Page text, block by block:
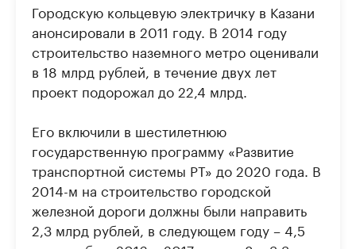
Городскую кольцевую электричку в Казани
анонсировали в 2011 году. В 2014 году
строительство наземного метро оценивали
в 18 млрд рублей, в течение двух лет
проект подорожал до 22,4 млрд.
Его включили в шестилетнюю
государственную программу «Развитие
транспортной системы РТ» до 2020 года. В
2014-м на строительство городской
железной дороги должны были направить
2,3 млрд рублей, в следующем году – 4,5